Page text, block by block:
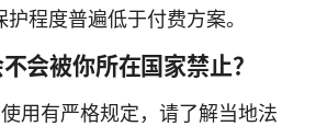
程度普遍低于付费方案。
会被你所在国家禁止？
用有严格规定，请了解当地法